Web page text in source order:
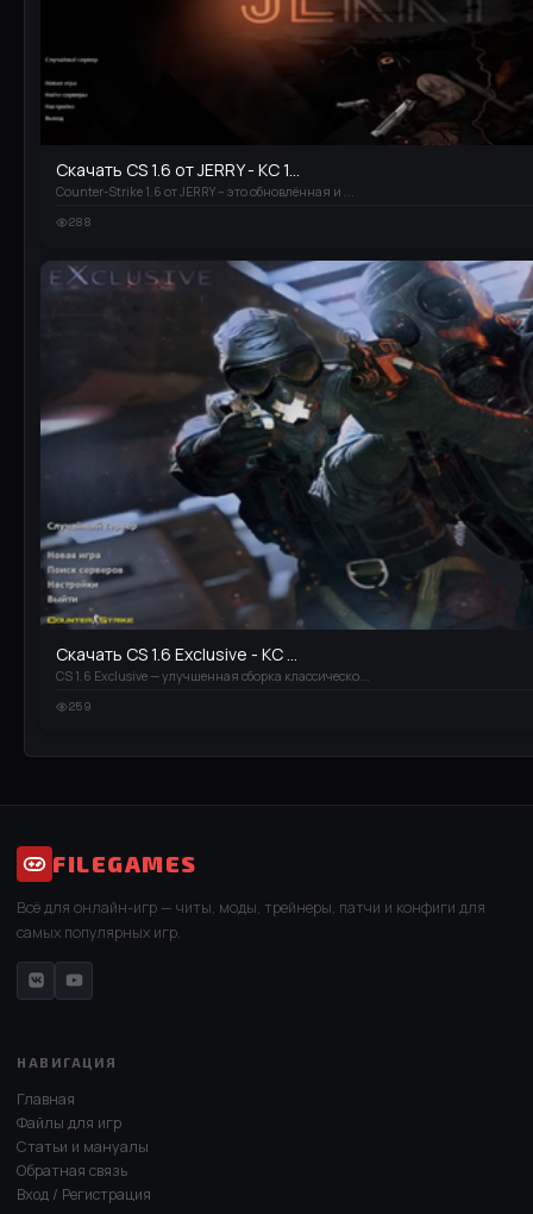
Скачать CS 1.6 от JERRY - КС 1...
Counter-Strike 1.6 от JERRY – это обновлённая и ...
288
Скачать CS 1.6 Exclusive - КС ...
CS 1.6 Exclusive — улучшенная сборка классическо...
259
FILEGAMES
Всё для онлайн-игр — читы, моды, трейнеры, патчи и конфиги для
самых популярных игр.
НАВИГАЦИЯ
Главная
Файлы для игр
Статьи и мануалы
Обратная связь
Вход / Регистрация